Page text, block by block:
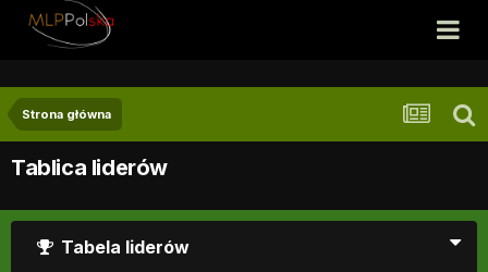
Strona główna
Tablica liderów
Tabela liderów